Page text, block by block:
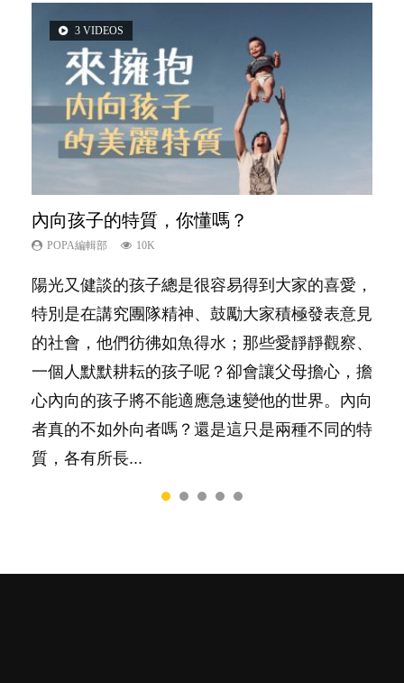
3 VIDEOS
內向孩子的特質，你懂嗎？
POPA編輯部 10K
陽光又健談的孩子總是很容易得到大家的喜愛，
特別是在講究團隊精神、鼓勵大家積極發表意見
的社會，他們彷彿如魚得水；那些愛靜靜觀察、
一個人默默耕耘的孩子呢？卻會讓父母擔心，擔
心內向的孩子將不能適應急速變他的世界。內向
者真的不如外向者嗎？還是這只是兩種不同的特
質，各有所長...
5 VIDEOS
夫妻必看！經營婚姻，沒捷徑
POPA編輯部 22.9K
你是不是也曾經以為只要跟相愛的人結婚，就自
然能走到白頭，但生了孩子卻發現事情不如你所
料？ 經營婚姻，不如我們想像的簡單，卻也不
是大家說得那麼難。一起來認識婚姻的真相！...
14 VIDEOS
新手父母不用怕
POPA編輯部 16.3K
相信許多人初為人父母，由懷孕開始到孩子呱呱
落地，心中都有數之不盡的問題～這裡一次過集
合我們以往製作過的相關短片。 這段路讓我們
跟你同行～...
2 VIDEOS
想孩子學好外語，點做好？
POPA編輯部 9.9K
有人話學多種語言越早開始越好，有人卻說一時
間太多語言，會令孩子感到混淆，到底誰是誰
非？聽聽專家怎樣說，解開語言學習的迷思～...
6 VIDEOS
孩子能力天注定？
POPA編輯部 7.9K
很多父母都希望孩子係個「叻仔叻女」，學業別
太差，日常自理井井有條。這樣的孩子是萬中無
一，還是魚與熊掌，不能兼得？...